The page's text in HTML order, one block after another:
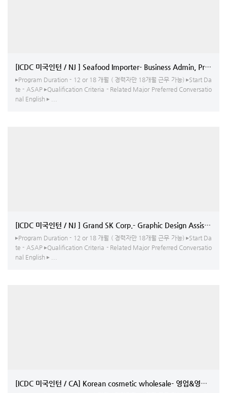
[ICDC 미국인턴 / NJ ] Seafood Importer- Business Admin,
▸Program Duration - 12 or 18 개월 ( 경력자만 18개월 근무 가능) ▸Start Da
te - ASAP ▸Qualification Criteria - Related Major Preferred Conversatio
nal English ▸ ...
[ICDC 미국인턴 / NJ ] Grand SK Corp.- Graphic Design Assistant
▸Program Duration - 12 or 18 개월 ( 경력자만 18개월 근무 가능) ▸Start Da
te - ASAP ▸Qualification Criteria - Related Major Preferred Conversatio
nal English ▸ ...
[ICDC 미국인턴 / CA] Korean cosmetic wholesale- 영업&영업지원/